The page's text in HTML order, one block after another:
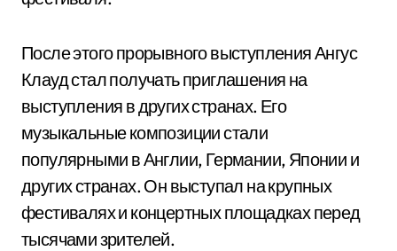
После этого прорывного выступления Ангус
Клауд стал получать приглашения на
выступления в других странах. Его
музыкальные композиции стали
популярными в Англии, Германии, Японии и
других странах. Он выступал на крупных
фестивалях и концертных площадках перед
тысячами зрителей.